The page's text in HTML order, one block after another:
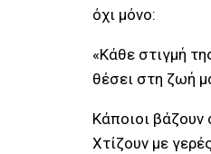
όχι μόνο:
«Κάθε στιγμή
θέσει στη ζωή
Κάποιοι βάζουν
Χτίζουν με